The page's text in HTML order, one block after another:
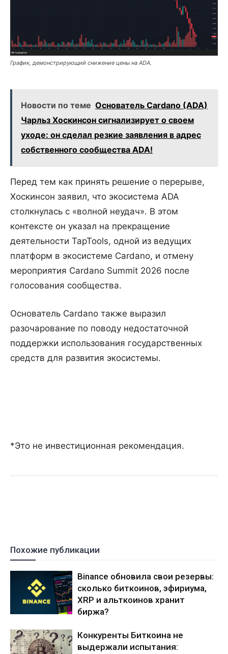
График, демонстрирующий снижение цены на ADA.
Новости по теме Основатель Cardano (ADA)
Чарльз Хоскинсон сигнализирует о своем
уходе: он сделал резкие заявления в адрес
собственного сообщества ADA!
Перед тем как принять решение о перерыве,
Хоскинсон заявил, что экосистема ADA
столкнулась с «волной неудач». В этом
контексте он указал на прекращение
деятельности TapTools, одной из ведущих
платформ в экосистеме Cardano, и отмену
мероприятия Cardano Summit 2026 после
голосования сообщества.
Основатель Cardano также выразил
разочарование по поводу недостаточной
поддержки использования государственных
средств для развития экосистемы.
*Это не инвестиционная рекомендация.
Похожие публикации
Binance обновила свои резервы:
сколько биткоинов, эфириума,
XRP и альткоинов хранит
биржа?
Конкуренты Биткоина не
выдержали испытания: